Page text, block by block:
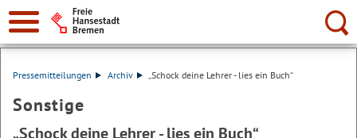
Suche:
Pressemitteilungen Archiv „Schock deine Lehrer - lies ein Buch“
Sonstige
„Schock deine Lehrer - lies ein Buch“